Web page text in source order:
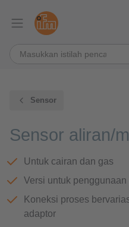
Sensor
Sensor aliran/
Untuk cairan dan gas
Versi untuk
Koneksi proses
adaptor